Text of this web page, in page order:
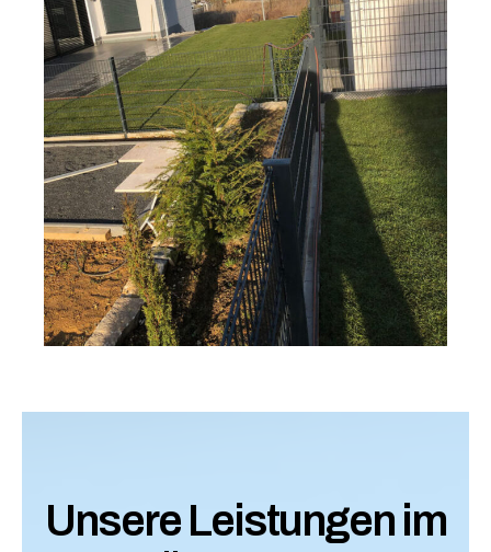
Unsere Leistungen im